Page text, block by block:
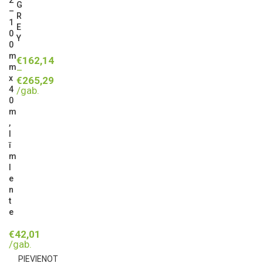
–
1
0
0
m
m
x
4
0
m
,
ī
m
e
n
t
e
€42,01
/gab.
PIEVIENOT
G
R
E
Y
€162,14
–
€265,29
/gab.